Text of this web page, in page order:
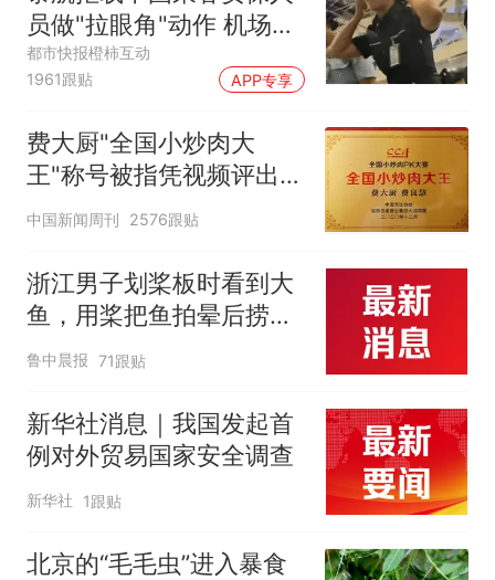
员做"拉眼角"动作 机场再
回应
都市快报橙柿互动
1961跟贴
APP专享
费大厨"全国小炒肉大
王"称号被指凭视频评出
官方回应
中国新闻周刊 2576跟贴
浙江男子划桨板时看到大
鱼，用桨把鱼拍晕后捞
起；当事人：鱼重7斤6
两，做成红烧辣子鱼块，
味道很好
鲁中晨报 71跟贴
新华社消息｜我国发起首
例对外贸易国家安全调查
新华社 1跟贴
北京的“毛毛虫”进入暴食